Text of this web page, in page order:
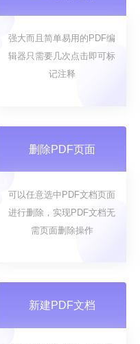
强大而且简单易用的PDF编
辑器只需要几次点击即可标
记注释
删除PDF页面
可以任意选中PDF文档页面
进行删除，实现PDF文档无
需页面删除操作
新建PDF文档